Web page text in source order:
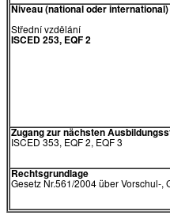
Niveau (national oder
Střední vzdělání
ISCED 253, EQF 2
Zugang zur nächsten
ISCED 353, EQF 2, EQF 3
Rechtsgrundlage
Gesetz Nr.561/2004 über Vorschul-